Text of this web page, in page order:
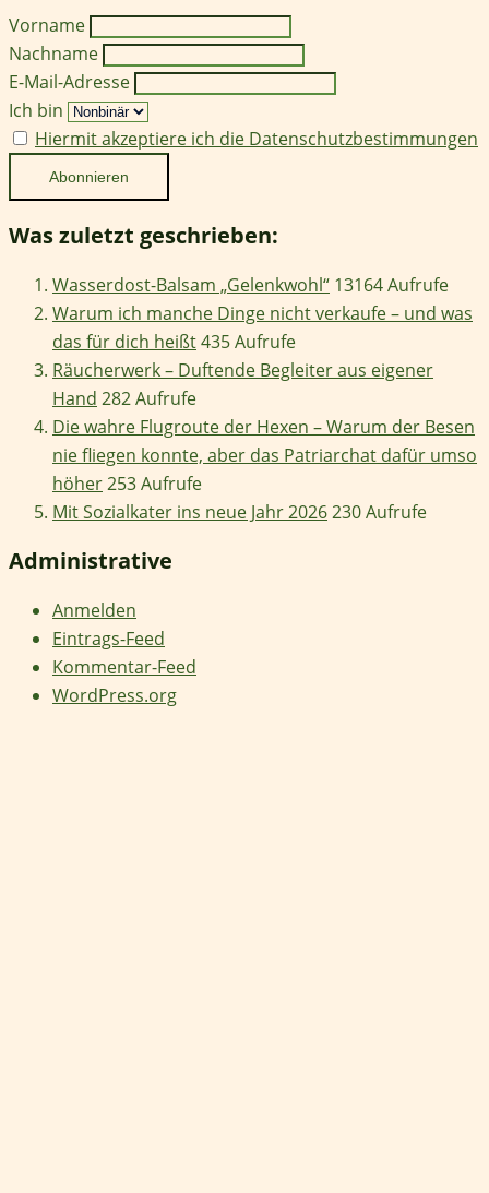
Vorname
Nachname
E-Mail-Adresse
Ich bin
Hiermit akzeptiere ich die Datenschutzbestimmungen
Was zuletzt geschrieben:
Wasserdost-Balsam „Gelenkwohl“ 13164 Aufrufe
Warum ich manche Dinge nicht verkaufe – und was
das für dich heißt435 Aufrufe
Räucherwerk – Duftende Begleiter aus eigener
Hand 282 Aufrufe
Die wahre Flugroute der Hexen – Warum der Besen
nie fliegen konnte, aber das Patriarchat dafür umso
höher253 Aufrufe
Mit Sozialkater ins neue Jahr 2026230 Aufrufe
Administrative
Anmelden
Eintrags-Feed
Kommentar-Feed
WordPress.org